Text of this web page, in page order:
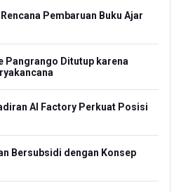
Pembaruan Buku Ajar
Pangrango Ditutup karena
AI Factory Perkuat Posisi
Bersubsidi dengan Konsep